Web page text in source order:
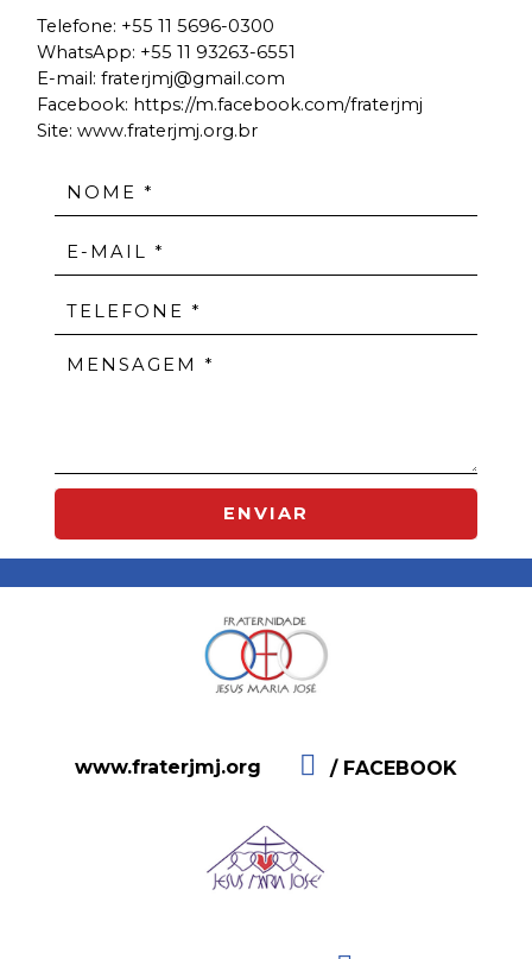
Telefone: +55 11 5696-0300
WhatsApp: +55 11 93263-6551
E-mail: fraterjmj@gmail.com
Facebook: https://m.facebook.com/fraterjmj
Site: www.fraterjmj.org.br
ENVIAR
www.fraterjmj.org / FACEBOOK